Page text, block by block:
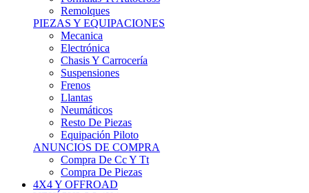
Remolques
PIEZAS Y EQUIPACIONES
Mecanica
Electrónica
Chasis Y Carrocería
Suspensiones
Frenos
Llantas
Neumáticos
Resto De Piezas
Equipación Piloto
ANUNCIOS DE COMPRA
Compra De Cc Y Tt
Compra De Piezas
4X4 Y OFFROAD